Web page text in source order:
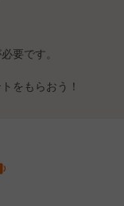
要です。
をもらおう！